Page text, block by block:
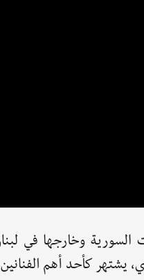
وخارجها في
يشتهر كأحد أهم